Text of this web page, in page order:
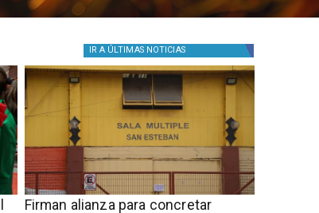
IR A ÚLTIMAS NOTICIAS
​​Firman alianza para concretar